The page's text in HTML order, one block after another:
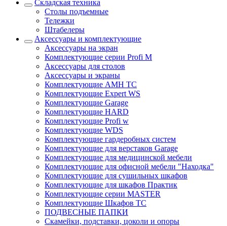
Складская техника
Столы подъемные
Тележки
Штабелеры
Аксессуары и комплектующие
Аксессуары на экран
Комплектующие серии Profi M
Аксессуары для столов
Аксессуары и экраны
Комплектующие AMH TC
Комплектующие Expert WS
Комплектующие Garage
Комплектующие HARD
Комплектующие Profi w
Комплектующие WDS
Комплектующие гардеробных систем
Комплектующие для верстаков Garage
Комплектующие для медицинской мебели
Комплектующие для офисной мебели "Находка"
Комплектующие для сушильных шкафов
Комплектующие для шкафов Практик
Комплектующие серии MASTER
Комплектующие Шкафов ТС
ПОДВЕСНЫЕ ПАПКИ
Скамейки, подставки, цоколи и опоры